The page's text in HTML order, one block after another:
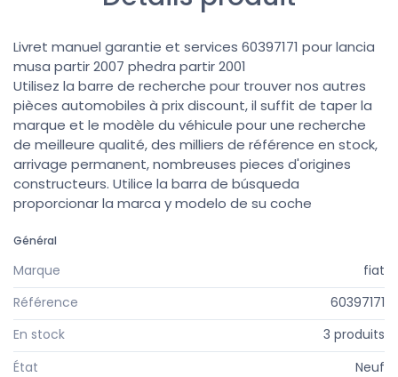
Livret manuel garantie et services 60397171 pour lancia
musa partir 2007 phedra partir 2001
Utilisez la barre de recherche pour trouver nos autres
pièces automobiles à prix discount, il suffit de taper la
marque et le modèle du véhicule pour une recherche
de meilleure qualité, des milliers de référence en stock,
arrivage permanent, nombreuses pieces d'origines
constructeurs. Utilice la barra de búsqueda
proporcionar la marca y modelo de su coche
Général
Marque
fiat
Référence
60397171
En stock
3 produits
État
Neuf